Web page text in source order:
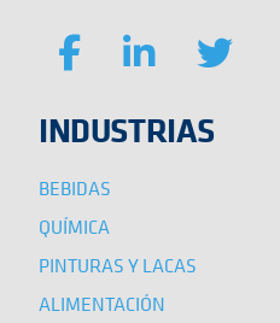
INDUSTRIAS
BEBIDAS
QUÍMICA
PINTURAS Y LACAS
ALIMENTACIÓN